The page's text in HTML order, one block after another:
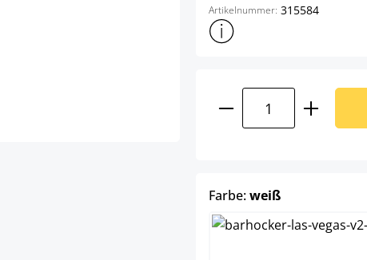
Artikelnummer: 315584
Weitere
Produkt Anzahl:
Farbe:weißauswählen